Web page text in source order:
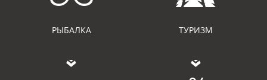
РЫБАЛКА ТУРИЗМ